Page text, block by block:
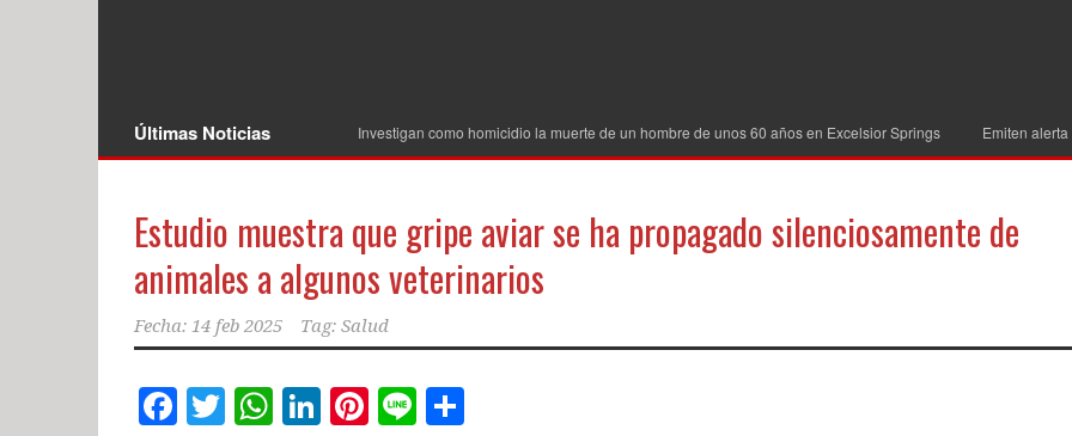
Últimas Noticias Investigan como homicidio la muerte de un hombre de unos 60 años en Excelsior Springs Emiten
Estudio muestra que gripe aviar se ha propagado silenciosamente de
animales a algunos veterinarios
Fecha: 14 feb 2025 Tag: Salud
Facebook
Twitter
WhatsApp
LinkedIn
Pinterest
Line